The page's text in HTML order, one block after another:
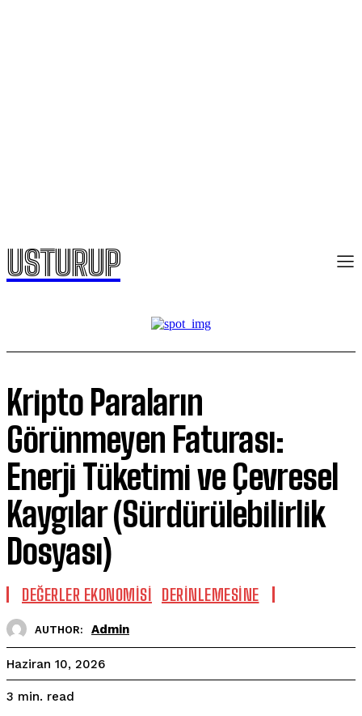
USTURUP
Kripto Paraların
Görünmeyen Faturası:
Enerji Tüketimi ve Çevresel
Kaygılar (Sürdürülebilirlik
Dosyası)
DEĞERLER EKONOMISI DERINLEMESINE
AUTHOR: Admin
Haziran 10, 2026
3 min. read